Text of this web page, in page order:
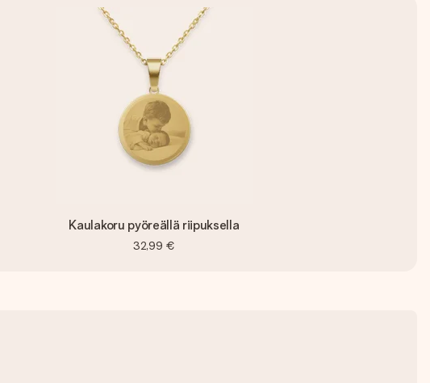
Kaulakoru pyöreällä riipuksella
32,99 €